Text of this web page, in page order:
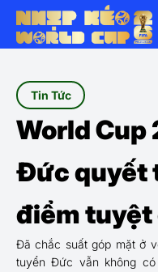
Tin Tức
World Cup
Đức quyết
điểm tuyệt
Đã chắc suất góp mặt ở
tuyển Đức vẫn không